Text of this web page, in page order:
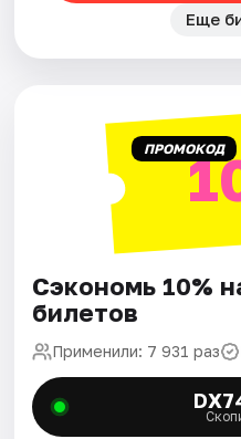
Еще
ПРОМОКОД
Сэкономь 10%
билетов
Применили: 7 931 раз